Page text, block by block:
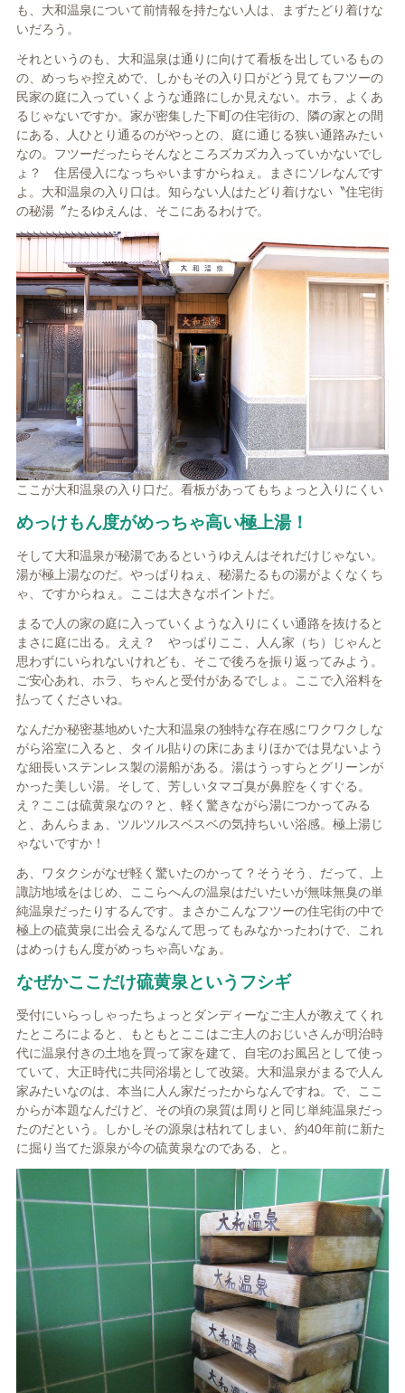
も、大和温泉について前情報を持たない人は、まずたどり着けな
いだろう。
それというのも、大和温泉は通りに向けて看板を出しているもの
の、めっちゃ控えめで、しかもその入り口がどう見てもフツーの
民家の庭に入っていくような通路にしか見えない。ホラ、よくあ
るじゃないですか。家が密集した下町の住宅街の、隣の家との間
にある、人ひとり通るのがやっとの、庭に通じる狭い通路みたい
なの。フツーだったらそんなところズカズカ入っていかないでし
ょ？ 住居侵入になっちゃいますからねぇ。まさにソレなんです
よ。大和温泉の入り口は。知らない人はたどり着けない〝住宅街
の秘湯〞たるゆえんは、そこにあるわけで。
ここが大和温泉の入り口だ。看板があってもちょっと入りにくい
めっけもん度がめっちゃ高い極上湯！
そして大和温泉が秘湯であるというゆえんはそれだけじゃない。
湯が極上湯なのだ。やっぱりねぇ、秘湯たるもの湯がよくなくち
ゃ、ですからねぇ。ここは大きなポイントだ。
まるで人の家の庭に入っていくような入りにくい通路を抜けると
まさに庭に出る。ええ？ やっぱりここ、人ん家（ち）じゃんと
思わずにいられないけれども、そこで後ろを振り返ってみよう。
ご安心あれ、ホラ、ちゃんと受付があるでしょ。ここで入浴料を
払ってくださいね。
なんだか秘密基地めいた大和温泉の独特な存在感にワクワクしな
がら浴室に入ると、タイル貼りの床にあまりほかでは見ないよう
な細長いステンレス製の湯船がある。湯はうっすらとグリーンが
かった美しい湯。そして、芳しいタマゴ臭が鼻腔をくすぐる。
え？ここは硫黄泉なの？と、軽く驚きながら湯につかってみる
と、あんらまぁ、ツルツルスベスベの気持ちいい浴感。極上湯じ
ゃないですか！
あ、ワタクシがなぜ軽く驚いたのかって？そうそう、だって、上
諏訪地域をはじめ、ここらへんの温泉はだいたいが無味無臭の単
純温泉だったりするんです。まさかこんなフツーの住宅街の中で
極上の硫黄泉に出会えるなんて思ってもみなかったわけで、これ
はめっけもん度がめっちゃ高いなぁ。
なぜかここだけ硫黄泉というフシギ
受付にいらっしゃったちょっとダンディーなご主人が教えてくれ
たところによると、もともとここはご主人のおじいさんが明治時
代に温泉付きの土地を買って家を建て、自宅のお風呂として使っ
ていて、大正時代に共同浴場として改築。大和温泉がまるで人ん
家みたいなのは、本当に人ん家だったからなんですね。で、ここ
からが本題なんだけど、その頃の泉質は周りと同じ単純温泉だっ
たのだという。しかしその源泉は枯れてしまい、約40年前に新た
に掘り当てた源泉が今の硫黄泉なのである、と。